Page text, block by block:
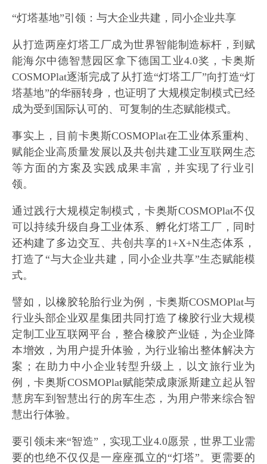
“灯塔基地”引领：与大企业共建，同小企业共享
从打造两座灯塔工厂成为世界智能制造标杆，到赋
能海尔中德智慧园区拿下德国工业4.0奖，卡奥斯
COSMOPlat逐渐完成了从打造“灯塔工厂”向打造“灯
塔基地”的华丽转身，也证明了大规模定制模式已经
成为受到国际认可的、可复制的生态赋能模式。
事实上，目前卡奥斯COSMOPlat在工业体系重构、
赋能企业高质量发展以及共创共建工业互联网生态
等方面的方案及实践成果丰富，并实现了行业引
领。
通过践行大规模定制模式，卡奥斯COSMOPlat不仅
可以持续升级自身工业体系、孵化灯塔工厂，同时
还构建了多边交互、共创共享的1+X+N生态体系，
打造了“与大企业共建，同小企业共享”生态赋能模
式。
譬如，以橡胶轮胎行业为例，卡奥斯COSMOPlat与
行业头部企业双星集团共同打造了橡胶行业大规模
定制工业互联网平台，整合橡胶产业链，为企业降
本增效，为用户提升体验，为行业输出整体解决方
案；在助力中小企业转型升级上，以文旅行业为
例，卡奥斯COSMOPlat赋能荣成康派斯建立起从智
慧房车到智慧出行的房车生态，为用户带来综合智
慧出行体验。
要引领未来“智造”，实现工业4.0愿景，世界工业需
要的也绝不仅仅是一座座孤立的“灯塔”。更需要的